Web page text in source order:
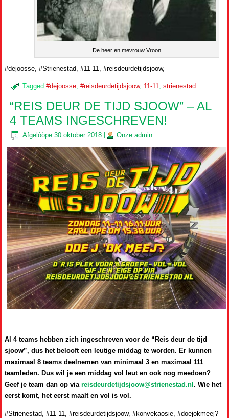
De heer en mevrouw Vroon
#dejoosse, #Strienestad, #11-11, #reisdeurdetijdsjoow,
Tagged #dejoosse ,#reisdeurdetijdsjoow, 11-11 ,strienestad
“REIS DEUR DE TIJD SJOOW” – AL
4 TEAMS INGESCHREVEN!
Afgelòòpe 30 oktober 2018 Onze admin
Al 4 teams hebben zich ingeschreven voor de “Reis deur de tijd
sjoow”, dus het belooft een leutige middag te worden. Er kunnen
maximaal 8 teams deelnemen van minimaal 3 en maximaal 111
teamleden. Dus wil je een middag vol leut en ook nog meedoen?
Geef je team dan op viareisdeurdetijdsjoow@strienestad.nl. Wie het
eerst komt, het eerst maalt en vol is vol.
#Strienestad, #11-11, #reisdeurdetijdsjoow, #konvekaosie, #doejokmeej?